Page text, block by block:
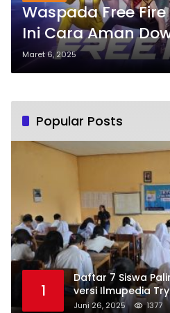
Waspada Free
Ini Cara Aman
Advance Server
Maret 6, 2025
Popular Posts
1
Daftar 7 Siswa
versi Ilmupedia
Juni 26, 2025 1377